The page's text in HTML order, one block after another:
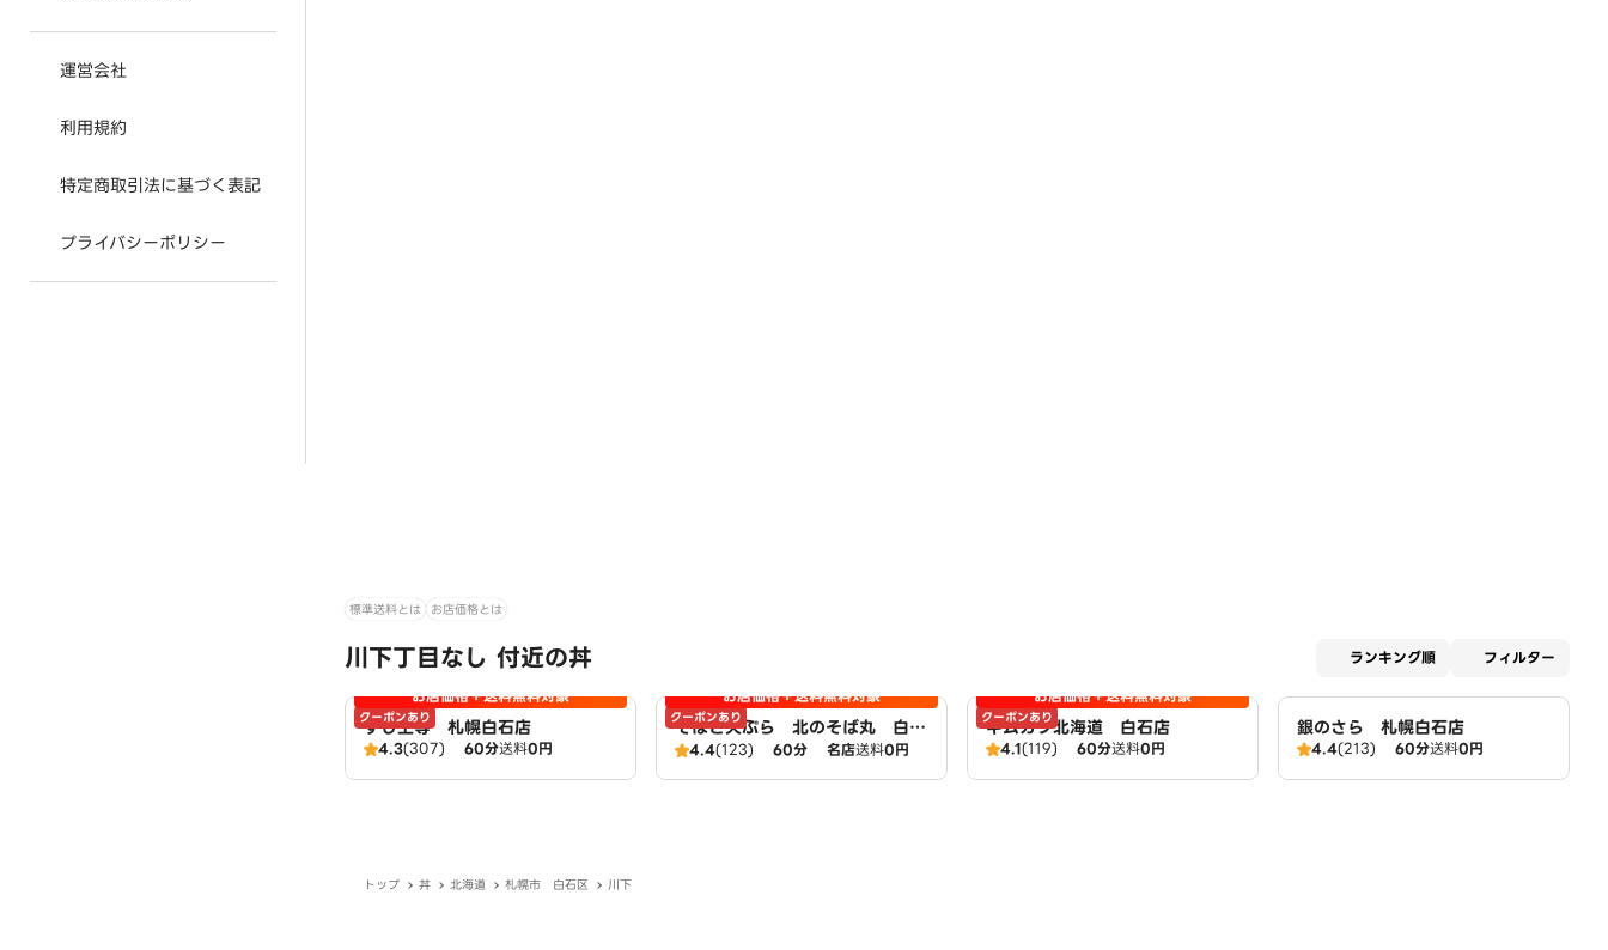
運営会社
利用規約
特定商取引法に基づく表記
プライバシーポリシー
標準送料とは お店価格とは
川下丁目なし 付近の丼 ランキング順 フィルター
クーポンあり
お店価格＋送料無料対象
すし上等 札幌白石店
4.3(307) 60分送料0円
クーポンあり
お店価格＋送料無料対象
そばと天ぷら 北のそば丸 白石
店4.4(123) 60分 名店送料0円
クーポンあり
お店価格＋送料無料対象
キムカツ北海道 白石店
4.1(119) 60分送料0円
銀のさら 札幌白石店
4.4(213) 60分送料0円
トップ 丼 北海道 札幌市 白石区 川下